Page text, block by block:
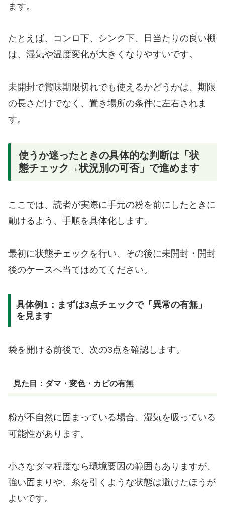
ます。
たとえば、コンロ下、シンク下、日当たりの良い棚
は、湿気や温度変化が大きくなりやすいです。
未開封で賞味期限切れでも使えるかどうかは、期限
の長さだけでなく、置き場所の条件に左右されま
す。
使うか迷ったときの具体的な判断は「状
態チェック→状況別の可否」で進めます
ここでは、読者が実際に手元の粉を前にしたときに
動けるよう、手順を具体化します。
最初に状態チェックを行い、その後に未開封・開封
後のケースへ当てはめてください。
具体例1：まずは3点チェックで「異常の有無」
を見ます
袋を開ける前後で、次の3点を確認します。
見た目：ダマ・変色・カビの有無
粉が不自然に固まっている場合、湿気を吸っている
可能性があります。
小さなダマ程度なら環境要因の範囲もありますが、
強い固まりや、糸を引くような状態は避けたほうが
よいです。